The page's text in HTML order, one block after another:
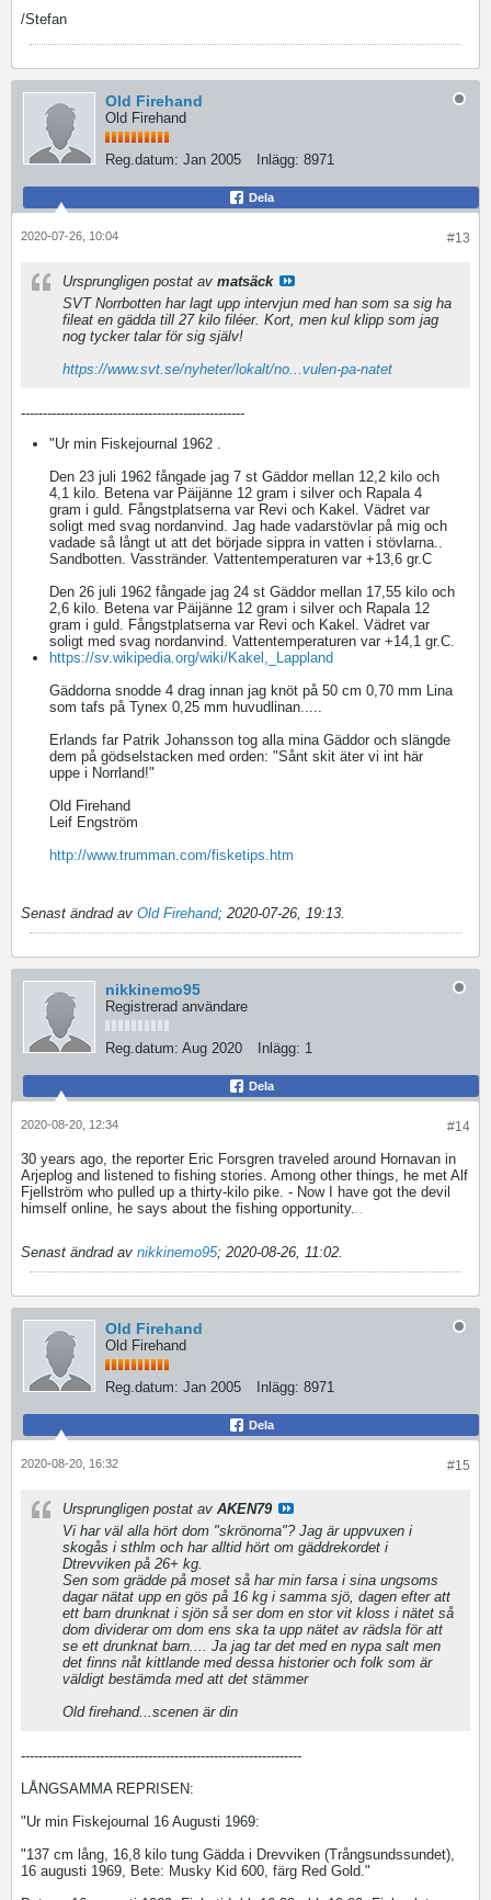
/Stefan
Old Firehand
Old Firehand
Reg.datum: Jan 2005 Inlägg: 8971
Dela
#13
2020-07-26, 10:04
Ursprungligen postat av matsäck
SVT Norrbotten har lagt upp intervjun med han som sa sig ha
fileat en gädda till 27 kilo filéer. Kort, men kul klipp som jag
nog tycker talar för sig själv!
https://www.svt.se/nyheter/lokalt/no...vulen-pa-natet
---------------------------------------------------
"Ur min Fiskejournal 1962 .
Den 23 juli 1962 fångade jag 7 st Gäddor mellan 12,2 kilo och
4,1 kilo. Betena var Päijänne 12 gram i silver och Rapala 4
gram i guld. Fångstplatserna var Revi och Kakel. Vädret var
soligt med svag nordanvind. Jag hade vadarstövlar på mig och
vadade så långt ut att det började sippra in vatten i stövlarna..
Sandbotten. Vasstränder. Vattentemperaturen var +13,6 gr.C
Den 26 juli 1962 fångade jag 24 st Gäddor mellan 17,55 kilo och
2,6 kilo. Betena var Päijänne 12 gram i silver och Rapala 12
gram i guld. Fångstplatserna var Revi och Kakel. Vädret var
soligt med svag nordanvind. Vattentemperaturen var +14,1 gr.C.
https://sv.wikipedia.org/wiki/Kakel,_Lappland
Gäddorna snodde 4 drag innan jag knöt på 50 cm 0,70 mm Lina
som tafs på Tynex 0,25 mm huvudlinan.....
Erlands far Patrik Johansson tog alla mina Gäddor och slängde
dem på gödselstacken med orden: "Sånt skit äter vi int här
uppe i Norrland!"
Old Firehand
Leif Engström
http://www.trumman.com/fisketips.htm
Senast ändrad av Old Firehand; 2020-07-26, 19:13.
nikkinemo95
Registrerad användare
Reg.datum: Aug 2020 Inlägg: 1
Dela
#14
2020-08-20, 12:34
30 years ago, the reporter Eric Forsgren traveled around Hornavan in
Arjeplog and listened to fishing stories. Among other things, he met Alf
Fjellström who pulled up a thirty-kilo pike. - Now I have got the devil
himself online, he says about the fishing opportunity.. .
Senast ändrad av nikkinemo95; 2020-08-26, 11:02.
Old Firehand
Old Firehand
Reg.datum: Jan 2005 Inlägg: 8971
Dela
#15
2020-08-20, 16:32
Ursprungligen postat av AKEN79
Vi har väl alla hört dom "skrönorna"? Jag är uppvuxen i
skogås i sthlm och har alltid hört om gäddrekordet i
Dtrevviken på 26+ kg.
Sen som grädde på moset så har min farsa i sina ungsoms
dagar nätat upp en gös på 16 kg i samma sjö, dagen efter att
ett barn drunknat i sjön så ser dom en stor vit kloss i nätet så
dom dividerar om dom ens ska ta upp nätet av rädsla för att
se ett drunknat barn.... Ja jag tar det med en nypa salt men
det finns nåt kittlande med dessa historier och folk som är
väldigt bestämda med att det stämmer
Old firehand...scenen är din
----------------------------------------------------------------
LÅNGSAMMA REPRISEN:
"Ur min Fiskejournal 16 Augusti 1969:
"137 cm lång, 16,8 kilo tung Gädda i Drevviken (Trångsundssundet),
16 augusti 1969, Bete: Musky Kid 600, färg Red Gold."